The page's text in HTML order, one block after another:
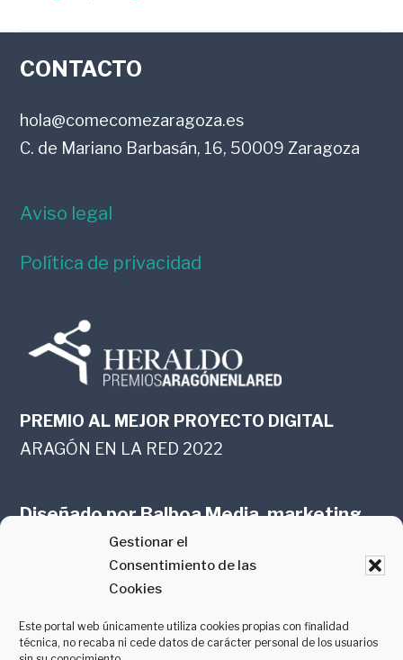
Gestionar el
Consentimiento de las
Cookies
Este portal web únicamente utiliza cookies propias con finalidad
técnica, no recaba ni cede datos de carácter personal de los usuarios
FOOTER
CONTACTO
hola@comecomezaragoza.es
C. de Mariano Barbasán, 16, 50009 Zaragoza
Aviso legal
Política de privacidad
PREMIO AL MEJOR PROYECTO DIGITAL
ARAGÓN EN LA RED 2022
Diseñado porBalboa Media, marketing
online en Zaragoza